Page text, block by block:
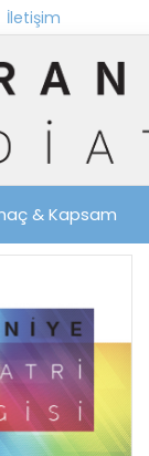
İletişim
& Kapsam